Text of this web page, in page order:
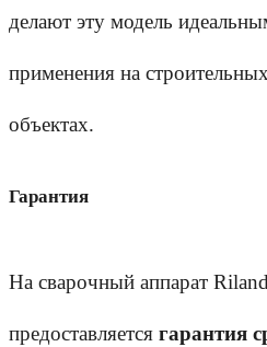
делают эту модель
применения на
объектах.
Гарантия
На сварочный аппарат
предоставляется гарантия